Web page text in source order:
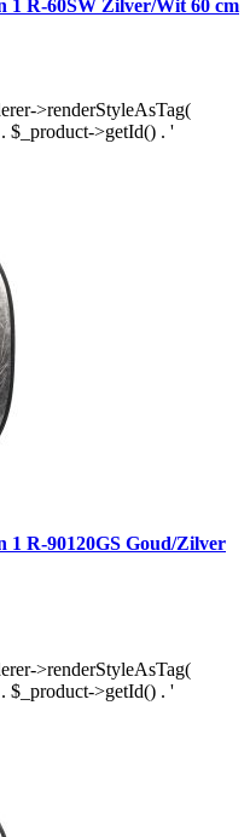
1 R-60SW Zilver/Wit 60 cm
>renderStyleAsTag(
$_product->getId() . '
1 R-90120GS Goud/Zilver
>renderStyleAsTag(
$_product->getId() . '